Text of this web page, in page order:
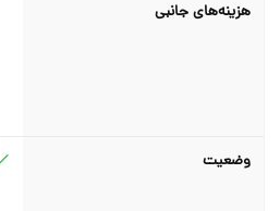
هزینه‌های جانبی
وضعیت